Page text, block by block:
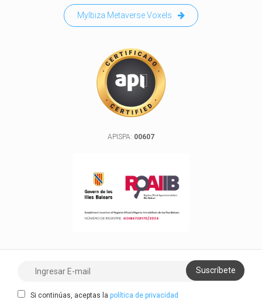
MyIbiza Metaverse Voxels
APISPA: 00607
Si continúas, aceptas la política de privacidad